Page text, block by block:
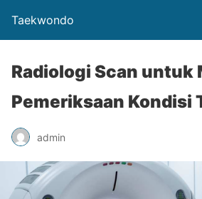
Taekwondo
Radiologi Scan untuk
Pemeriksaan Kondisi
admin